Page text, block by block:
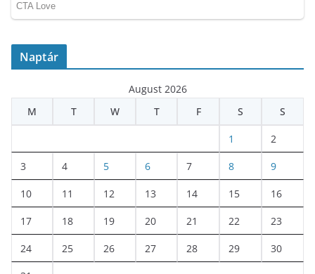
Naptár
August 2026
M
T W T F S S
1 2
3 4 5 6 7 8 9
10 11 12 13 14 15 16
17 18 19 20 21 22 23
24 25 26 27 28 29 30